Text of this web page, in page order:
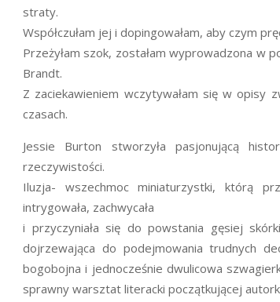
straty.
Współczułam jej i dopingowałam, aby czym
Przeżyłam szok, zostałam wyprowadzona w
Brandt.
Z zaciekawieniem wczytywałam się w opisy
czasach.
Jessie Burton stworzyła pasjonującą
rzeczywistości.
Iluzja- wszechmoc miniaturzystki, którą
intrygowała, zachwycała
i przyczyniała się do powstania gęsiej
dojrzewająca do podejmowania trudnych
bogobojna i jednocześnie dwulicowa
sprawny warsztat literacki początkującej